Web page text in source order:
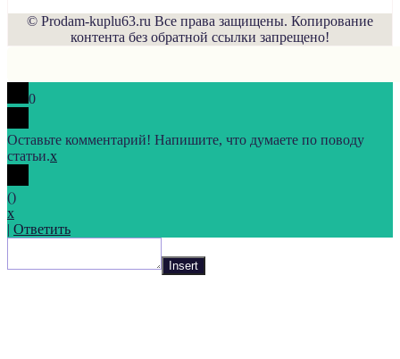
© Prodam-kuplu63.ru Все права защищены. Копирование
контента без обратной ссылки запрещено!
0
Оставьте комментарий! Напишите, что думаете по поводу
статьи.x
()
x
| Ответить
Insert